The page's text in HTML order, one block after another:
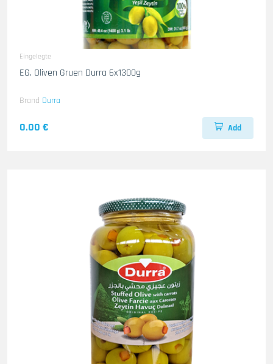
Eingelegte
EG. Oliven Gruen Durra 6x1300g
Brand Durra
0.00 € Add